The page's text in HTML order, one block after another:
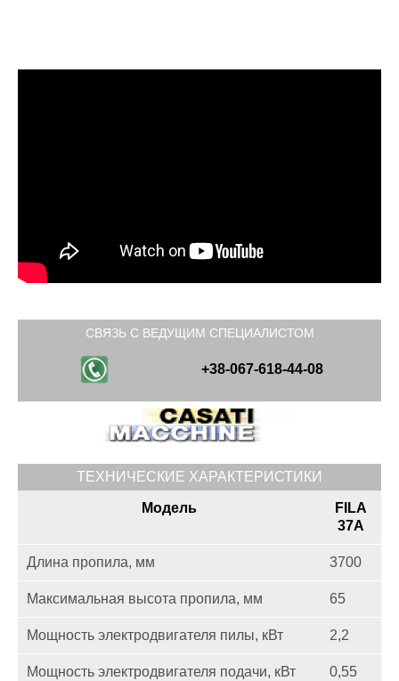
СВЯЗЬ С ВЕДУЩИМ СПЕЦИАЛИСТОМ
+38-067-618-44-08
ТЕХНИЧЕСКИЕ ХАРАКТЕРИСТИКИ
Модель
FILA
37A
Длина пропила, мм 3700
Максимальная высота пропила, мм 65
Мощность электродвигателя пилы, кВт 2,2
Мощность электродвигателя подачи, кВт 0,55